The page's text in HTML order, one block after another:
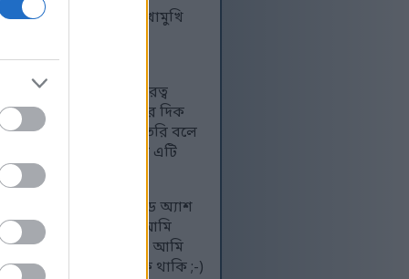
খারাপ পরিস্থিতির মুখোমুখি
ফুঁপিয়ে না পড়ে এবং
যেতে পারি এবং দূরত্ব
উঠতে পারে। কঠিনতার দিক
বিপদ ডেথব্লাইট তৈরি বলে
প্রবণ চরিত্র হিসেবে এটি
এবং সেক্রেড ব্লেড অ্যাশ
৮৯ তে ছিলাম। আমি
বলে মনে হয় - আমি
ঘন্টার পর ঘন্টা আটকে থাকি ;-)